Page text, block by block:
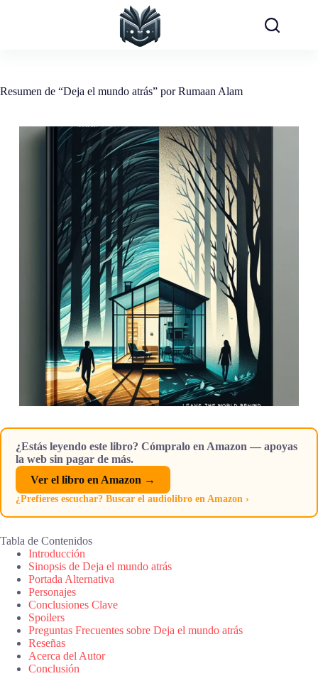
Resumen de “Deja el mundo atrás” por Rumaan Alam
¿Estás leyendo este libro? Cómpralo en Amazon — apoyas
la web sin pagar de más.
Ver el libro en Amazon →
¿Prefieres escuchar? Buscar el audiolibro en Amazon ›
Tabla de Contenidos
Introducción
Sinopsis de Deja el mundo atrás
Portada Alternativa
Personajes
Conclusiones Clave
Spoilers
Preguntas Frecuentes sobre Deja el mundo atrás
Reseñas
Acerca del Autor
Conclusión